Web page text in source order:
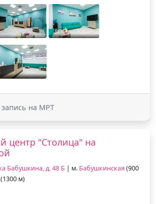
запись на МРТ
центр "Столица" на
Бабушкина, д. 48 Б | м. Бабушкинская (900
(1300 м)